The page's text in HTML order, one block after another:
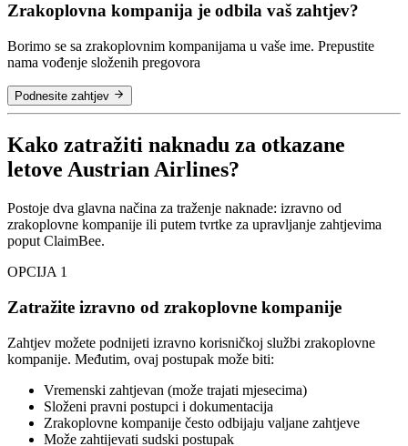
Zrakoplovna kompanija je odbila vaš zahtjev?
Borimo se sa zrakoplovnim kompanijama u vaše ime. Prepustite
nama vođenje složenih pregovora
Podnesite zahtjev
Kako zatražiti naknadu za otkazane
letove Austrian Airlines?
Postoje dva glavna načina za traženje naknade: izravno od
zrakoplovne kompanije ili putem tvrtke za upravljanje zahtjevima
poput ClaimBee.
OPCIJA 1
Zatražite izravno od zrakoplovne kompanije
Zahtjev možete podnijeti izravno korisničkoj službi zrakoplovne
kompanije. Međutim, ovaj postupak može biti:
Vremenski zahtjevan (može trajati mjesecima)
Složeni pravni postupci i dokumentacija
Zrakoplovne kompanije često odbijaju valjane zahtjeve
Može zahtijevati sudski postupak